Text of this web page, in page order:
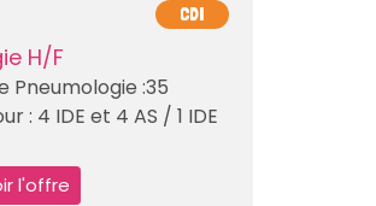
CDI
H/F
Pneumologie :35
: 4 IDE et 4 AS / 1 IDE
l'offre